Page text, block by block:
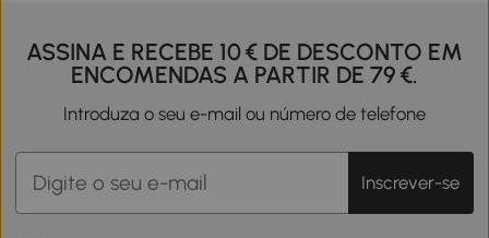
ASSINA E RECEBE 10 € DE DESCONTO EM
ENCOMENDAS A PARTIR DE 79 €.
Introduza o seu e-mail ou número de telefone
Inscrever-se